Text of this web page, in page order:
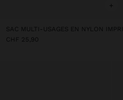
+
SAC MULTI-USAGES EN NYLON
CHF 25,90